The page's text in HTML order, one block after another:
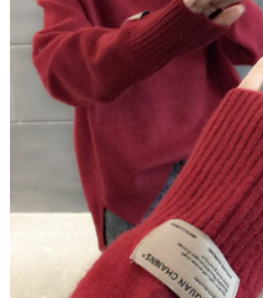
ィップ·ディップ·ディ
ップ·ディップ学生フ
ァッション长袖ゆる
羊のディック·ネーク